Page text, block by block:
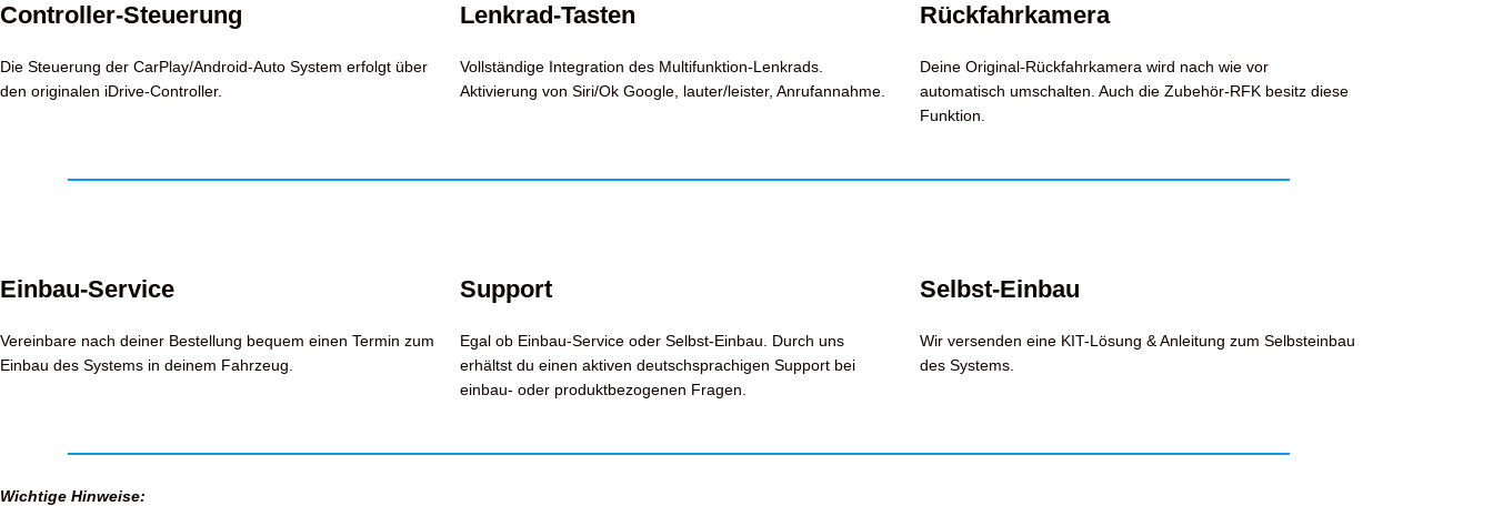
Controller-Steuerung
Die Steuerung der CarPlay/Android-Auto System erfolgt über
den originalen iDrive-Controller.
Lenkrad-Tasten
Vollständige Integration des Multifunktion-Lenkrads.
Aktivierung von Siri/Ok Google, lauter/leister, Anrufannahme.
Rückfahrkamera
Deine Original-Rückfahrkamera wird nach wie vor
automatisch umschalten. Auch die Zubehör-RFK besitz diese
Funktion.
Einbau-Service
Vereinbare nach deiner Bestellung bequem einen Termin zum
Einbau des Systems in deinem Fahrzeug.
Support
Egal ob Einbau-Service oder Selbst-Einbau. Durch uns
erhältst du einen aktiven deutschsprachigen Support bei
einbau- oder produktbezogenen Fragen.
Selbst-Einbau
Wir versenden eine KIT-Lösung & Anleitung zum Selbsteinbau
des Systems.
Wichtige Hinweise: